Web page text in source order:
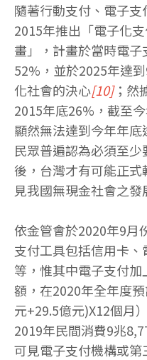
隨著行動支付、電子
2015年推出「電子化
畫」，計畫於當時電
52%，並於2025年達
化社會的決心[10]；然
2015年底26%，截至
顯然無法達到今年年
民眾普遍認為必須至
後，台灣才有可能正
見我國無現金社會之發
依金管會於2020年9月
支付工具包括信用卡
等，惟其中電子支付
額，在2020年全年度
元+29.5億元)X12個月
2019年民間消費9兆
可見電子支付機構或